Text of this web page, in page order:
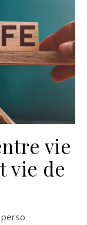
vie
vie de